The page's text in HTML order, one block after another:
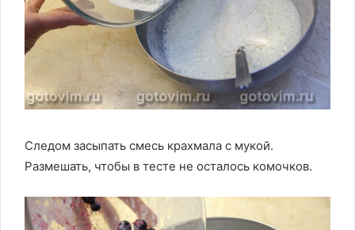
Следом засыпать смесь крахмала с мукой.
Размешать, чтобы в тесте не осталось комочков.